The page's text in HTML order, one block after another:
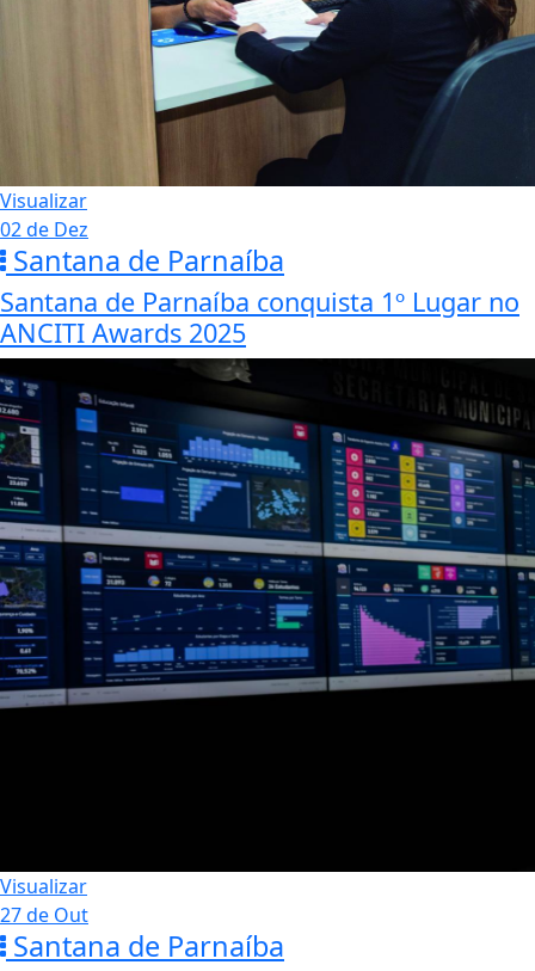
Visualizar
02 de Dez
Santana de Parnaíba
Santana de Parnaíba conquista 1º Lugar no
ANCITI Awards 2025
Visualizar
27 de Out
Santana de Parnaíba